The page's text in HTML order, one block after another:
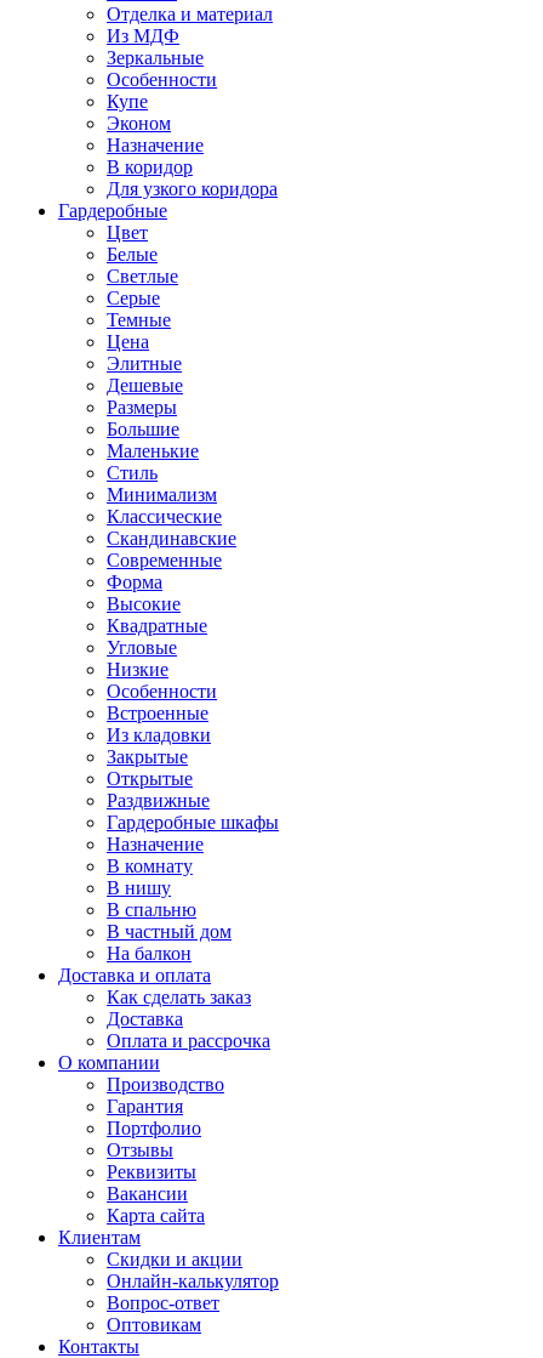
Отделка и материал
Из МДФ
Зеркальные
Особенности
Купе
Эконом
Назначение
В коридор
Для узкого коридора
Гардеробные
Цвет
Белые
Светлые
Серые
Темные
Цена
Элитные
Дешевые
Размеры
Большие
Маленькие
Стиль
Минимализм
Классические
Скандинавские
Современные
Форма
Высокие
Квадратные
Угловые
Низкие
Особенности
Встроенные
Из кладовки
Закрытые
Открытые
Раздвижные
Гардеробные шкафы
Назначение
В комнату
В нишу
В спальню
В частный дом
На балкон
Доставка и оплата
Как сделать заказ
Доставка
Оплата и рассрочка
О компании
Производство
Гарантия
Портфолио
Отзывы
Реквизиты
Вакансии
Карта сайта
Клиентам
Скидки и акции
Онлайн-калькулятор
Вопрос-ответ
Оптовикам
Контакты